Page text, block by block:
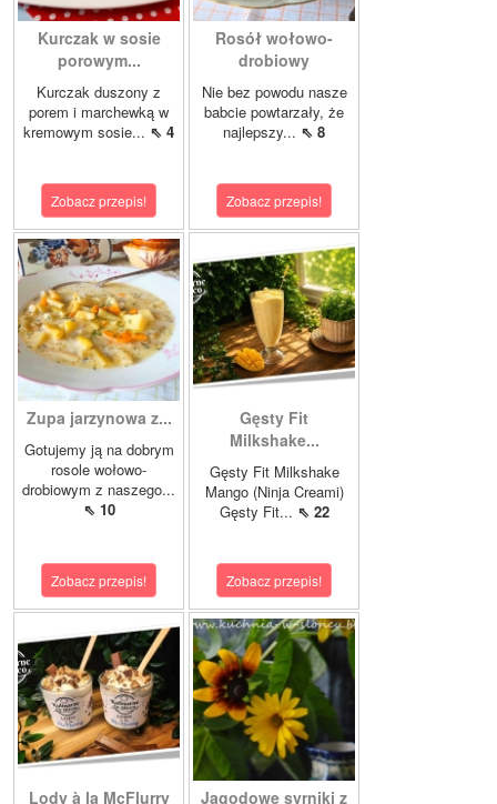
Kurczak w sosie
porowym...
Kurczak duszony z
porem i marchewką w
kremowym sosie... ⇖ 4
Zobacz przepis!
Rosół wołowo-
drobiowy
Nie bez powodu nasze
babcie powtarzały, że
najlepszy... ⇖ 8
Zobacz przepis!
Zupa jarzynowa z...
Gotujemy ją na dobrym
rosole wołowo-
drobiowym z naszego...
⇖ 10
Zobacz przepis!
Gęsty Fit
Milkshake...
Gęsty Fit Milkshake
Mango (Ninja Creami)
Gęsty Fit... ⇖ 22
Zobacz przepis!
Lody à la McFlurry Jagodowe syrniki z